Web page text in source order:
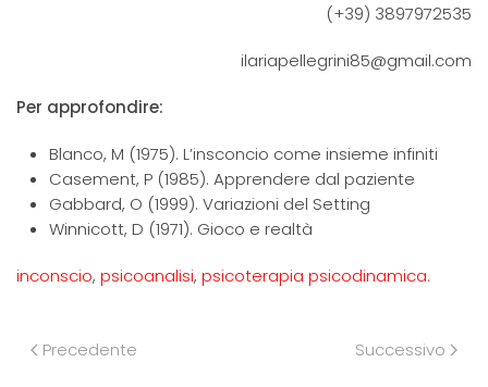
(+39) 3897972535
ilariapellegrini85@gmail.com
Per approfondire:
Blanco, M (1975). L’insconcio come insieme infiniti
Casement, P (1985). Apprendere dal paziente
Gabbard, O (1999). Variazioni del Setting
Winnicott, D (1971). Gioco e realtà
inconscio, psicoanalisi, psicoterapia psicodinamica.
Precedente Successivo